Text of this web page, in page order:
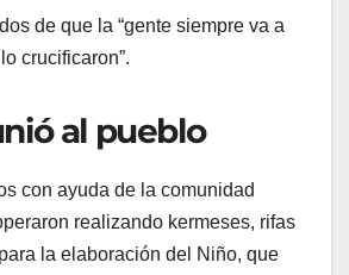
de que la “gente siempre va a
crucificaron”.
al pueblo
con ayuda de la comunidad
realizando kermeses, rifas
la elaboración del Niño, que